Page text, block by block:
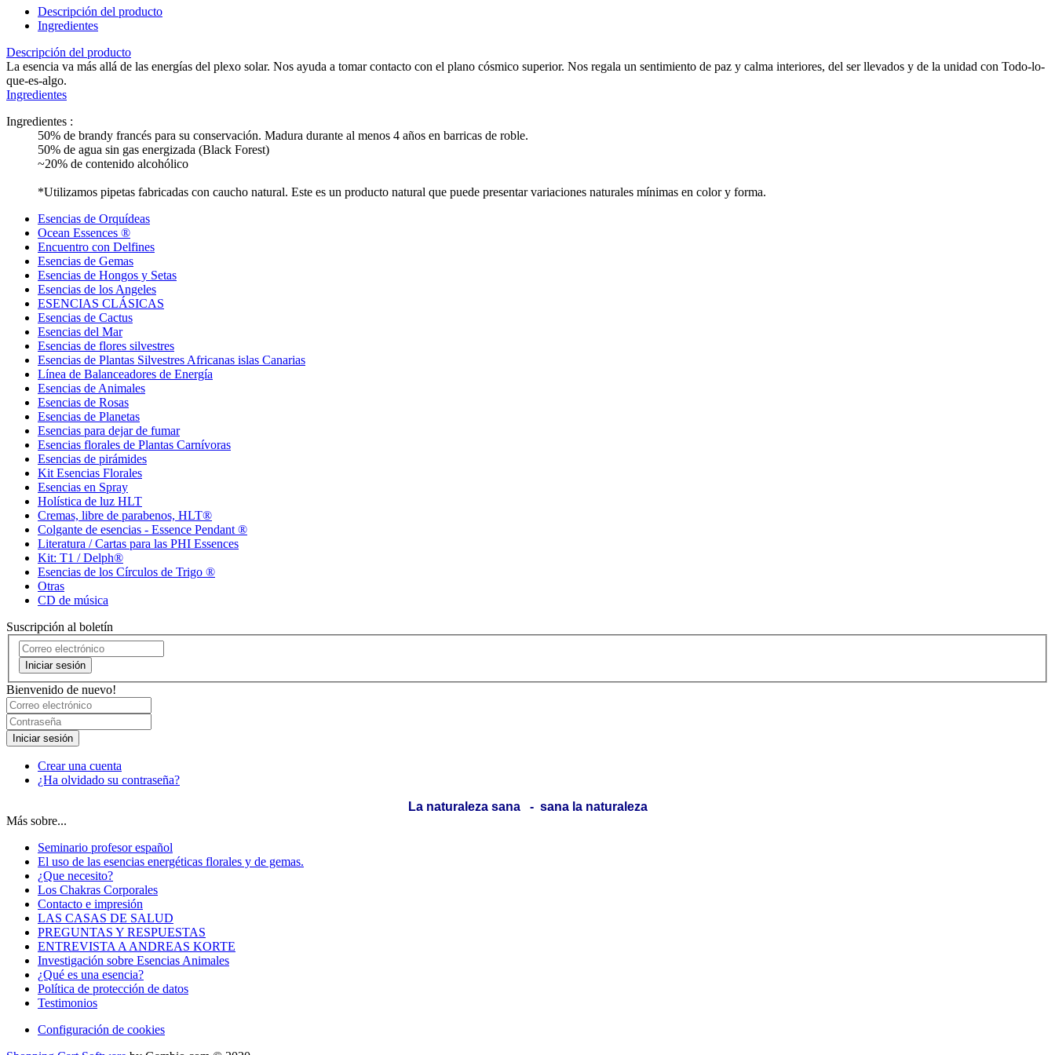
Descripción del producto
Ingredientes
Descripción del producto
La esencia va más allá de las energías del plexo solar. Nos ayuda a tomar contacto con el plano cósmico superior. Nos regala un sentimiento de paz y calma interiores, del ser llevados y de la unidad con Todo-lo-
que-es-algo.
Ingredientes
Ingredientes :
50% de brandy francés para su conservación. Madura durante al menos 4 años en barricas de roble.
50% de agua sin gas energizada (Black Forest)
~20% de contenido alcohólico
*Utilizamos pipetas fabricadas con caucho natural. Este es un producto natural que puede presentar variaciones naturales mínimas en color y forma.
Esencias de Orquídeas
Ocean Essences ®
Encuentro con Delfines
Esencias de Gemas
Esencias de Hongos y Setas
Esencias de los Angeles
ESENCIAS CLÁSICAS
Esencias de Cactus
Esencias del Mar
Esencias de flores silvestres
Esencias de Plantas Silvestres Africanas islas Canarias
Línea de Balanceadores de Energía
Esencias de Animales
Esencias de Rosas
Esencias de Planetas
Esencias para dejar de fumar
Esencias florales de Plantas Carnívoras
Esencias de pirámides
Kit Esencias Florales
Esencias en Spray
Holística de luz HLT
Cremas, libre de parabenos, HLT®
Colgante de esencias - Essence Pendant ®
Literatura / Cartas para las PHI Essences
Kit: T1 / Delph®
Esencias de los Círculos de Trigo ®
Otras
CD de música
Suscripción al boletín
Iniciar sesión
Bienvenido de nuevo!
Iniciar sesión
Crear una cuenta
¿Ha olvidado su contraseña?
La naturaleza sana - sana la naturaleza
Más sobre...
Seminario profesor español
El uso de las esencias energéticas florales y de gemas.
¿Que necesito?
Los Chakras Corporales
Contacto e impresión
LAS CASAS DE SALUD
PREGUNTAS Y RESPUESTAS
ENTREVISTA A ANDREAS KORTE
Investigación sobre Esencias Animales
¿Qué es una esencia?
Política de protección de datos
Testimonios
Configuración de cookies